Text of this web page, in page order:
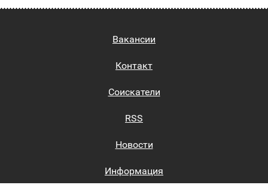
Вакансии
Контакт
Соискатели
RSS
Новости
Информация